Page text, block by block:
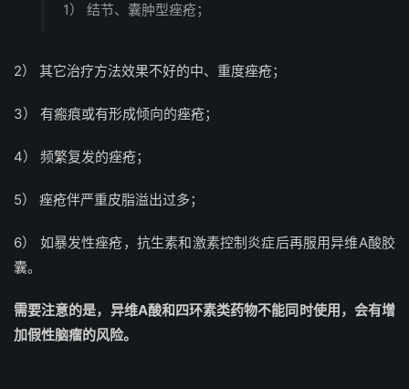
1） 结节、囊肿型痤疮；
2） 其它治疗方法效果不好的中、重度痤疮；
3） 有瘢痕或有形成倾向的痤疮；
4） 频繁复发的痤疮；
5） 痤疮伴严重皮脂溢出过多；
6） 如暴发性痤疮，抗生素和激素控制炎症后再服用异维A酸胶
囊。
需要注意的是，异维A酸和四环素类药物不能同时使用，会有增
加假性脑瘤的风险。